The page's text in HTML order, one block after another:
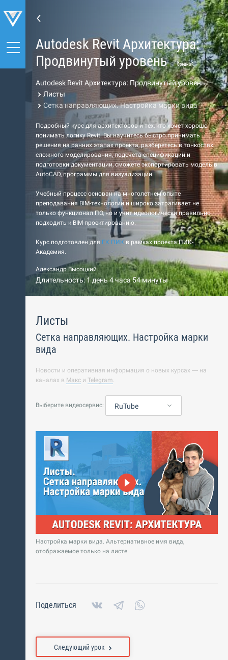
Autodesk Revit Архитектура:
Продвинутый уровень
Средний
Autodesk Revit Архитектура: Продвинутый уровень
Листы
Сетка направляющих. Настройка марки вида
Подробный курс для архитекторов и тех, кто хочет хорошо
понимать логику Revit. Вы научитесь быстро принимать
решения на ранних этапах проекта, разберетесь в тонкостях
сложного моделирования, подсчета спецификаций и
подготовки документации, сможете экспортировать модель в
AutoCAD, программы для визуализации.
Учебный процесс основан на многолетнем опыте
преподавания BIM-технологии и широко затрагивает не
только функционал ПО, но и учит идеологически правильно
подходить к BIM-проектированию.
Курс подготовлен для ГК ПИК в рамках проекта ПИК-
Академия.
Александр Высоцкий
Длительность: 1 день 4 часа 54 минуты
Листы
Сетка направляющих. Настройка марки
вида
Новости и оперативная информация о новых курсах — на
каналах в Макс и Telegram.
Выберите видеосервис: RuTube
Настройка марки вида. Альтернативное имя вида,
отображаемое только на листе.
Поделиться
Следующий урок